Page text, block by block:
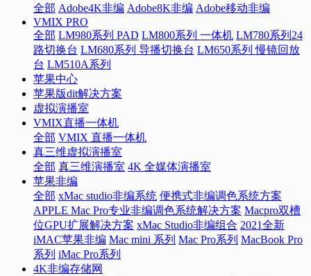
全部 Adobe4K非编 Adobe8K非编 Adobe移动非编
VMIX PRO
全部 LM980系列 PAD LM800系列 一体机 LM780系列24
路切换台 LM680系列 导播切换台 LM650系列 慢镜回放
台 LM510A系列
苹果中心
苹果版dit解决方案
虚拟演播室
VMIX直播一体机
全部 VMIX 直播一体机
真三维虚拟演播室
全部 真三维演播室 4K 全媒体演播室
苹果非编
全部 xMac studio非编系统 便携式非编调色系统方案
APPLE Mac Pro专业非编调色系统解决方案 Macpro双槽
位GPU扩展解决方案 xMac Studio非编组合 2021全新
iMAC苹果非编 Mac mini 系列 Mac Pro系列 MacBook Pro
系列 iMac Pro系列
4K非编存储网